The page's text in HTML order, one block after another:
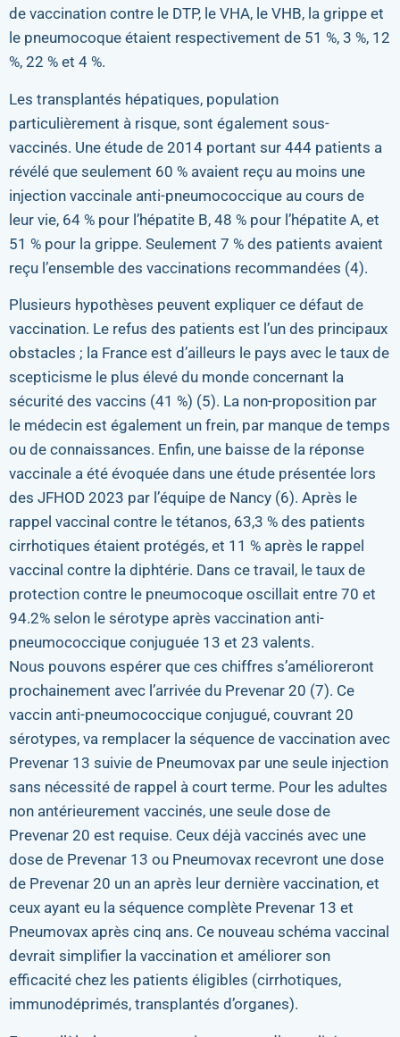
de vaccination contre le DTP, le VHA, le VHB, la grippe et
le pneumocoque étaient respectivement de 51 %, 3 %, 12
%, 22 % et 4 %.
Les transplantés hépatiques, population
particulièrement à risque, sont également sous-
vaccinés. Une étude de 2014 portant sur 444 patients a
révélé que seulement 60 % avaient reçu au moins une
injection vaccinale anti-pneumococcique au cours de
leur vie, 64 % pour l’hépatite B, 48 % pour l’hépatite A, et
51 % pour la grippe. Seulement 7 % des patients avaient
reçu l’ensemble des vaccinations recommandées (4).
Plusieurs hypothèses peuvent expliquer ce défaut de
vaccination. Le refus des patients est l’un des principaux
obstacles ; la France est d’ailleurs le pays avec le taux de
scepticisme le plus élevé du monde concernant la
sécurité des vaccins (41 %) (5). La non-proposition par
le médecin est également un frein, par manque de temps
ou de connaissances. Enfin, une baisse de la réponse
vaccinale a été évoquée dans une étude présentée lors
des JFHOD 2023 par l’équipe de Nancy (6). Après le
rappel vaccinal contre le tétanos, 63,3 % des patients
cirrhotiques étaient protégés, et 11 % après le rappel
vaccinal contre la diphtérie. Dans ce travail, le taux de
protection contre le pneumocoque oscillait entre 70 et
94.2% selon le sérotype après vaccination anti-
pneumococcique conjuguée 13 et 23 valents.
Nous pouvons espérer que ces chiffres s’amélioreront
prochainement avec l’arrivée du Prevenar 20 (7). Ce
vaccin anti-pneumococcique conjugué, couvrant 20
sérotypes, va remplacer la séquence de vaccination avec
Prevenar 13 suivie de Pneumovax par une seule injection
sans nécessité de rappel à court terme. Pour les adultes
non antérieurement vaccinés, une seule dose de
Prevenar 20 est requise. Ceux déjà vaccinés avec une
dose de Prevenar 13 ou Pneumovax recevront une dose
de Prevenar 20 un an après leur dernière vaccination, et
ceux ayant eu la séquence complète Prevenar 13 et
Pneumovax après cinq ans. Ce nouveau schéma vaccinal
devrait simplifier la vaccination et améliorer son
efficacité chez les patients éligibles (cirrhotiques,
immunodéprimés, transplantés d’organes).